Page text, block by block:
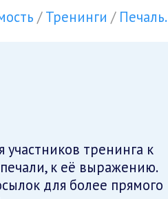
Тренинги Печаль.
тренинга к
к её выражению.
для более прямого